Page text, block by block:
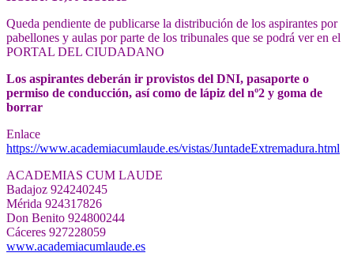
Queda pendiente de publicarse la distribución de los aspirantes por
pabellones y aulas por parte de los tribunales que se podrá ver en el
PORTAL DEL CIUDADANO
Los aspirantes deberán ir provistos del DNI, pasaporte o
permiso de conducción, así como de lápiz del nº2 y goma de
borrar
Enlace
https://www.academiacumlaude.es/vistas/JuntadeExtremadura.html
ACADEMIAS CUM LAUDE
Badajoz 924240245
Mérida 924317826
Don Benito 924800244
Cáceres 927228059
www.academiacumlaude.es